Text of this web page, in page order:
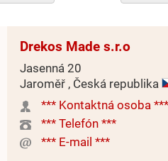
Drekos Made s.r.o
Jasenná 20
Jaroměř , Česká republika
*** Kontaktná osoba ***
*** Telefón ***
*** E-mail ***